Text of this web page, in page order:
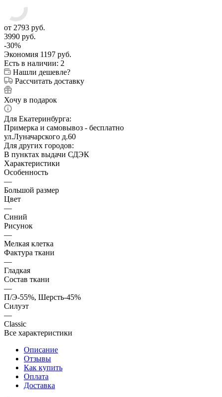
от 2793 руб.
3990 руб.
-30%
Экономия 1197 руб.
Есть в наличии: 2
Нашли дешевле?
Рассчитать доставку
Хочу в подарок
Для Екатеринбурга:
Примерка и самовывоз - бесплатно
ул.Луначарского д.60
Для других городов:
В пунктах выдачи СДЭК
Характеристики
Особенность
—
Большой размер
Цвет
—
Синий
Рисунок
—
Мелкая клетка
Фактура ткани
—
Гладкая
Состав ткани
—
П/Э-55%, Шерсть-45%
Силуэт
—
Classic
Все характеристики
Описание
Отзывы
Как купить
Оплата
Доставка